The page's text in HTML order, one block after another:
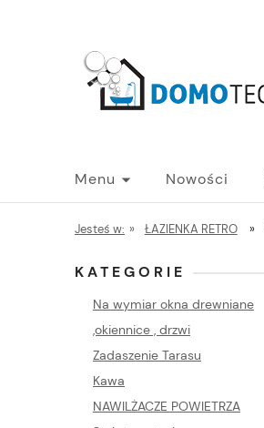
Menu Nowości
PROGRAM B2B - HURT
Jesteś w: » ŁAZIENKA RETRO »
KATEGORIE
Na wymiar okna drewniane
,okiennice , drzwi
Zadaszenie Tarasu
Kawa
NAWILŻACZE POWIETRZA